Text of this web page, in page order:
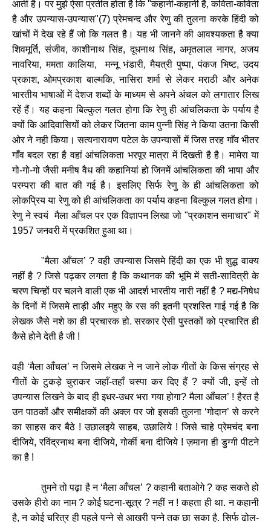
आती है। पर मुझे ऐसा प्रतीत होता है कि"कहानी-कहानी है,कविता-कविता
है और उपन्यास-उपन्यास"(7)प्रेमचन्द और रेणु की तुलना करके हिंदी को
खांचों में देख रहे हैं जो कि गलत है। यह भी जानने की आवश्यकता है क्या
शिवमूर्ति,संजीव,काशीनाथ सिंह,दूधनाथ सिंह, अमृतलाल नागर, अजय
नावरिया,ममता कालिया, मन्नू भंडारी,मैयत्री पुष्पा,पंकज भिष्ट,उदय
प्रकाश,ओमप्रकाश बाल्मकि,नासिरा शर्मा से लेकर मराठी और अनेक
भारतीय भाषाओं में देशज शब्दों के माध्यम से अपने अंचल को लगातार लिख
रहें हैं। यह कहना बिल्कुल गलत होगा कि रेणु ही आंचलिकता के पर्याय है
क्यों कि आदिवासियों को लेकर जितना काम पुन्नी सिंह ने किया उतना किसी
ओर ने नही किया। सत्यनारायण पटेल के उपन्यासों में जिस तरह गाँव भीतर
गाँव बदल रहा है वहां आंचलिकता भरपूर मात्रा में दिखती है है। मामेरा या
गो-गो-गो जैसी मनीष वैध की कहानियां हो जिनमें आंचलिकता की भाषा और
परम्परा की बात की गई है। इसलिए सिर्फ रेणु के ही आंचलिकता को
लोकप्रिय या रेणु को ही आंचलिकता का पर्याय कहना बिल्कुल गलत होगा।
रेणु ने स्वयं मैला आँचल पर एक विज्ञापन लिखा जो "प्रकाशन समाचार"में
1957 जनवरी में प्रकशित हुआ था।
"मैला आँचल’?वही उपन्यास जिसमे हिंदी का एक भी शुद्ध वाक्य
नहीं है ?जिसे पढ़कर लगता है कि कथानक की भूमि में सती-सावित्री के
चरण चिन्हों पर चलने वाली एक भी आदर्श भारतीय नारी नहीं है ?मद्य-निषेध
के दिनों में जिसमे ताड़ी और महुए के रस की इतनी प्रशस्ति गाई गई है कि
लेखक जैसे नशे का ही प्रचारक हो.सरकार ऐसी पुस्तकों को प्रचारित ही
कैसे होने देती है जी !
वही ‘मैला आँचल’न जिसमे लेखक ने न जाने लोक गीतों के किस संग्रह से
गीतों के टुकड़े चुराकर जहाँ-तहाँ चस्पा कर दिए हैं ?क्यों जी,इन्हें तो
उपन्यास लिखने के बाद ही इधर-उधर भरा गया होगा?मैला आँचल’ !हैरत है
उन पाठकों और समीक्षकों की अक्ल पर जो इसकी तुलना ‘गोदान’से करने
का साहस कर बैठे !उछालइये साहब,उछालिये !जिसे चाहे प्रेमचंद बना
दीजिये,रविंद्रनाथ बना दीजिये,गोर्की बना दीजिये !ज़माना ही डुग्गी पीटने
का है !
तुमने तो पढ़ा है न‘मैला आँचल’ ?कहानी बताओगे ?कह सकते हो
उसके हीरो का नाम ?कोई घटना-सूत्र ?नहीं न!कहता ही था.न कहानी
है,न कोई चरित्र ही पहले पन्ने से आखरी पन्ने तक छा सका है.सिर्फ ढोल-